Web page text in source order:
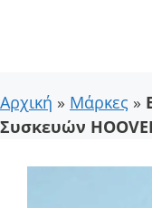
Αρχική » Μάρκες »
Συσκευών